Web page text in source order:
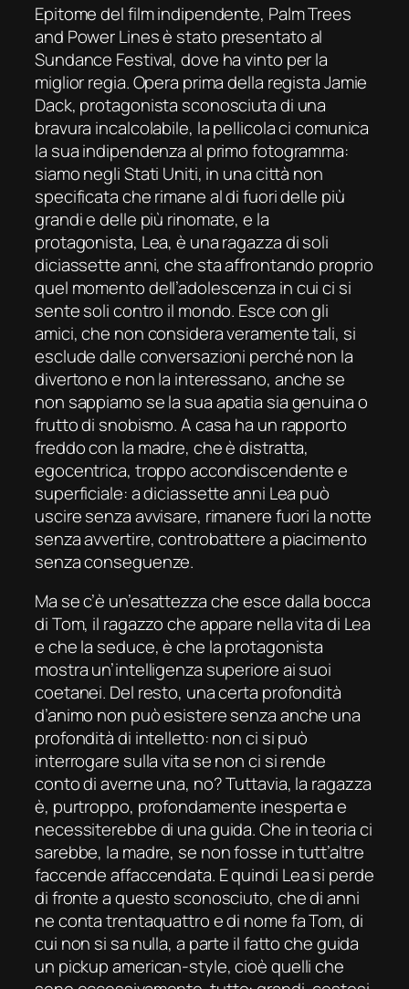
Epitome del film indipendente, Palm Trees
and Power Linesè stato presentato al
Sundance Festival, dove ha vinto per la
miglior regia. Opera prima della regista Jamie
Dack, protagonista sconosciuta di una
bravura incalcolabile, la pellicola ci comunica
la sua indipendenza al primo fotogramma:
siamo negli Stati Uniti, in una città non
specificata che rimane al di fuori delle più
grandi e delle più rinomate, e la
protagonista, Lea, è una ragazza di soli
diciassette anni, che sta affrontando proprio
quel momento dell’adolescenza in cui ci si
sente soli contro il mondo. Esce con gli
amici, che non considera veramente tali, si
esclude dalle conversazioni perché non la
divertono e non la interessano, anche se
non sappiamo se la sua apatia sia genuina o
frutto di snobismo. A casa ha un rapporto
freddo con la madre, che è distratta,
egocentrica, troppo accondiscendente e
superficiale: a diciassette anni Lea può
uscire senza avvisare, rimanere fuori la notte
senza avvertire, controbattere a piacimento
senza conseguenze.
Ma se c’è un’esattezza che esce dalla bocca
di Tom, il ragazzo che appare nella vita di Lea
e che la seduce, è che la protagonista
mostra un’intelligenza superiore ai suoi
coetanei. Del resto, una certa profondità
d’animo non può esistere senza anche una
profondità di intelletto: non ci si può
interrogare sulla vita se non ci si rende
conto di averne una, no? Tuttavia, la ragazza
è, purtroppo, profondamente inesperta e
necessiterebbe di una guida. Che in teoria ci
sarebbe, la madre, se non fosse in tutt’altre
faccende affaccendata. E quindi Lea si perde
di fronte a questo sconosciuto, che di anni
ne conta trentaquattro e di nome fa Tom, di
cui non si sa nulla, a parte il fatto che guida
un pickupamerican-style, cioè quelli che